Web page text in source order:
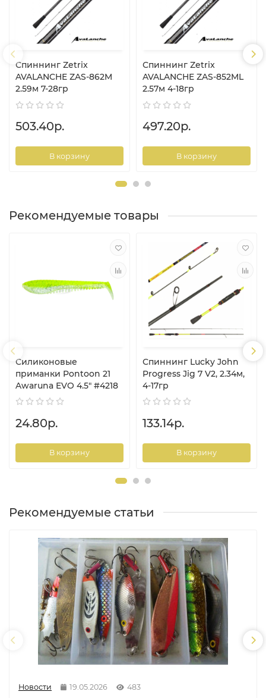
Спиннинг Zetrix
AVALANCHE ZAS-862M
2.59м 7-28гр
503.40р.
В корзину
Спиннинг Zetrix
AVALANCHE ZAS-852ML
2.57м 4-18гр
497.20р.
В корзину
Рекомендуемые товары
Силиконовые
приманки Pontoon 21
Awaruna EVO 4.5" #4218
24.80р.
В корзину
Спиннинг Lucky John
Progress Jig 7 V2, 2.34м,
4-17гр
133.14р.
В корзину
Рекомендуемые статьи
Новости 19.05.2026 483